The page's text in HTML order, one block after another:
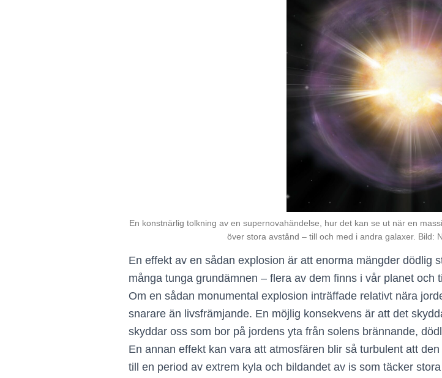
En konstnärlig tolkning av en supernovahändelse, hur det kan se ut när en
över stora avstånd – till och med i andra galaxer. Bild:
En effekt av en sådan explosion är att enorma mängder dödlig
många tunga grundämnen – flera av dem finns i vår planet och
Om en sådan monumental explosion inträffade relativt nära
snarare än livsfrämjande. En möjlig konsekvens är att det
skyddar oss som bor på jordens yta från solens brännande,
En annan effekt kan vara att atmosfären blir så turbulent att
till en period av extrem kyla och bildandet av is som täcker